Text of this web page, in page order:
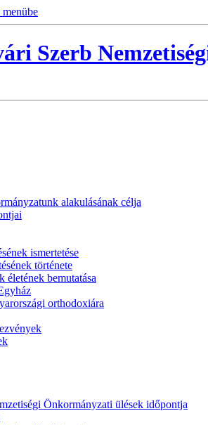
Szerb
alakulásának célja
ismertetése
története
életének bemutatása
orthodoxiára
Önkormányzati ülések időpontja